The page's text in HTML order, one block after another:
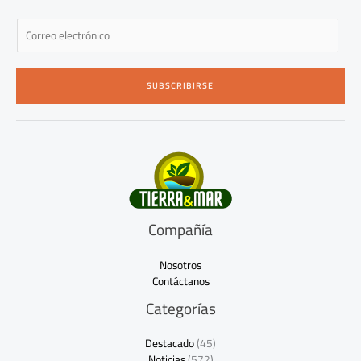
E
a
i
*
SUBSCRIBIRSE
Compañía
Nosotros
Contáctanos
Categorías
Destacado(45)